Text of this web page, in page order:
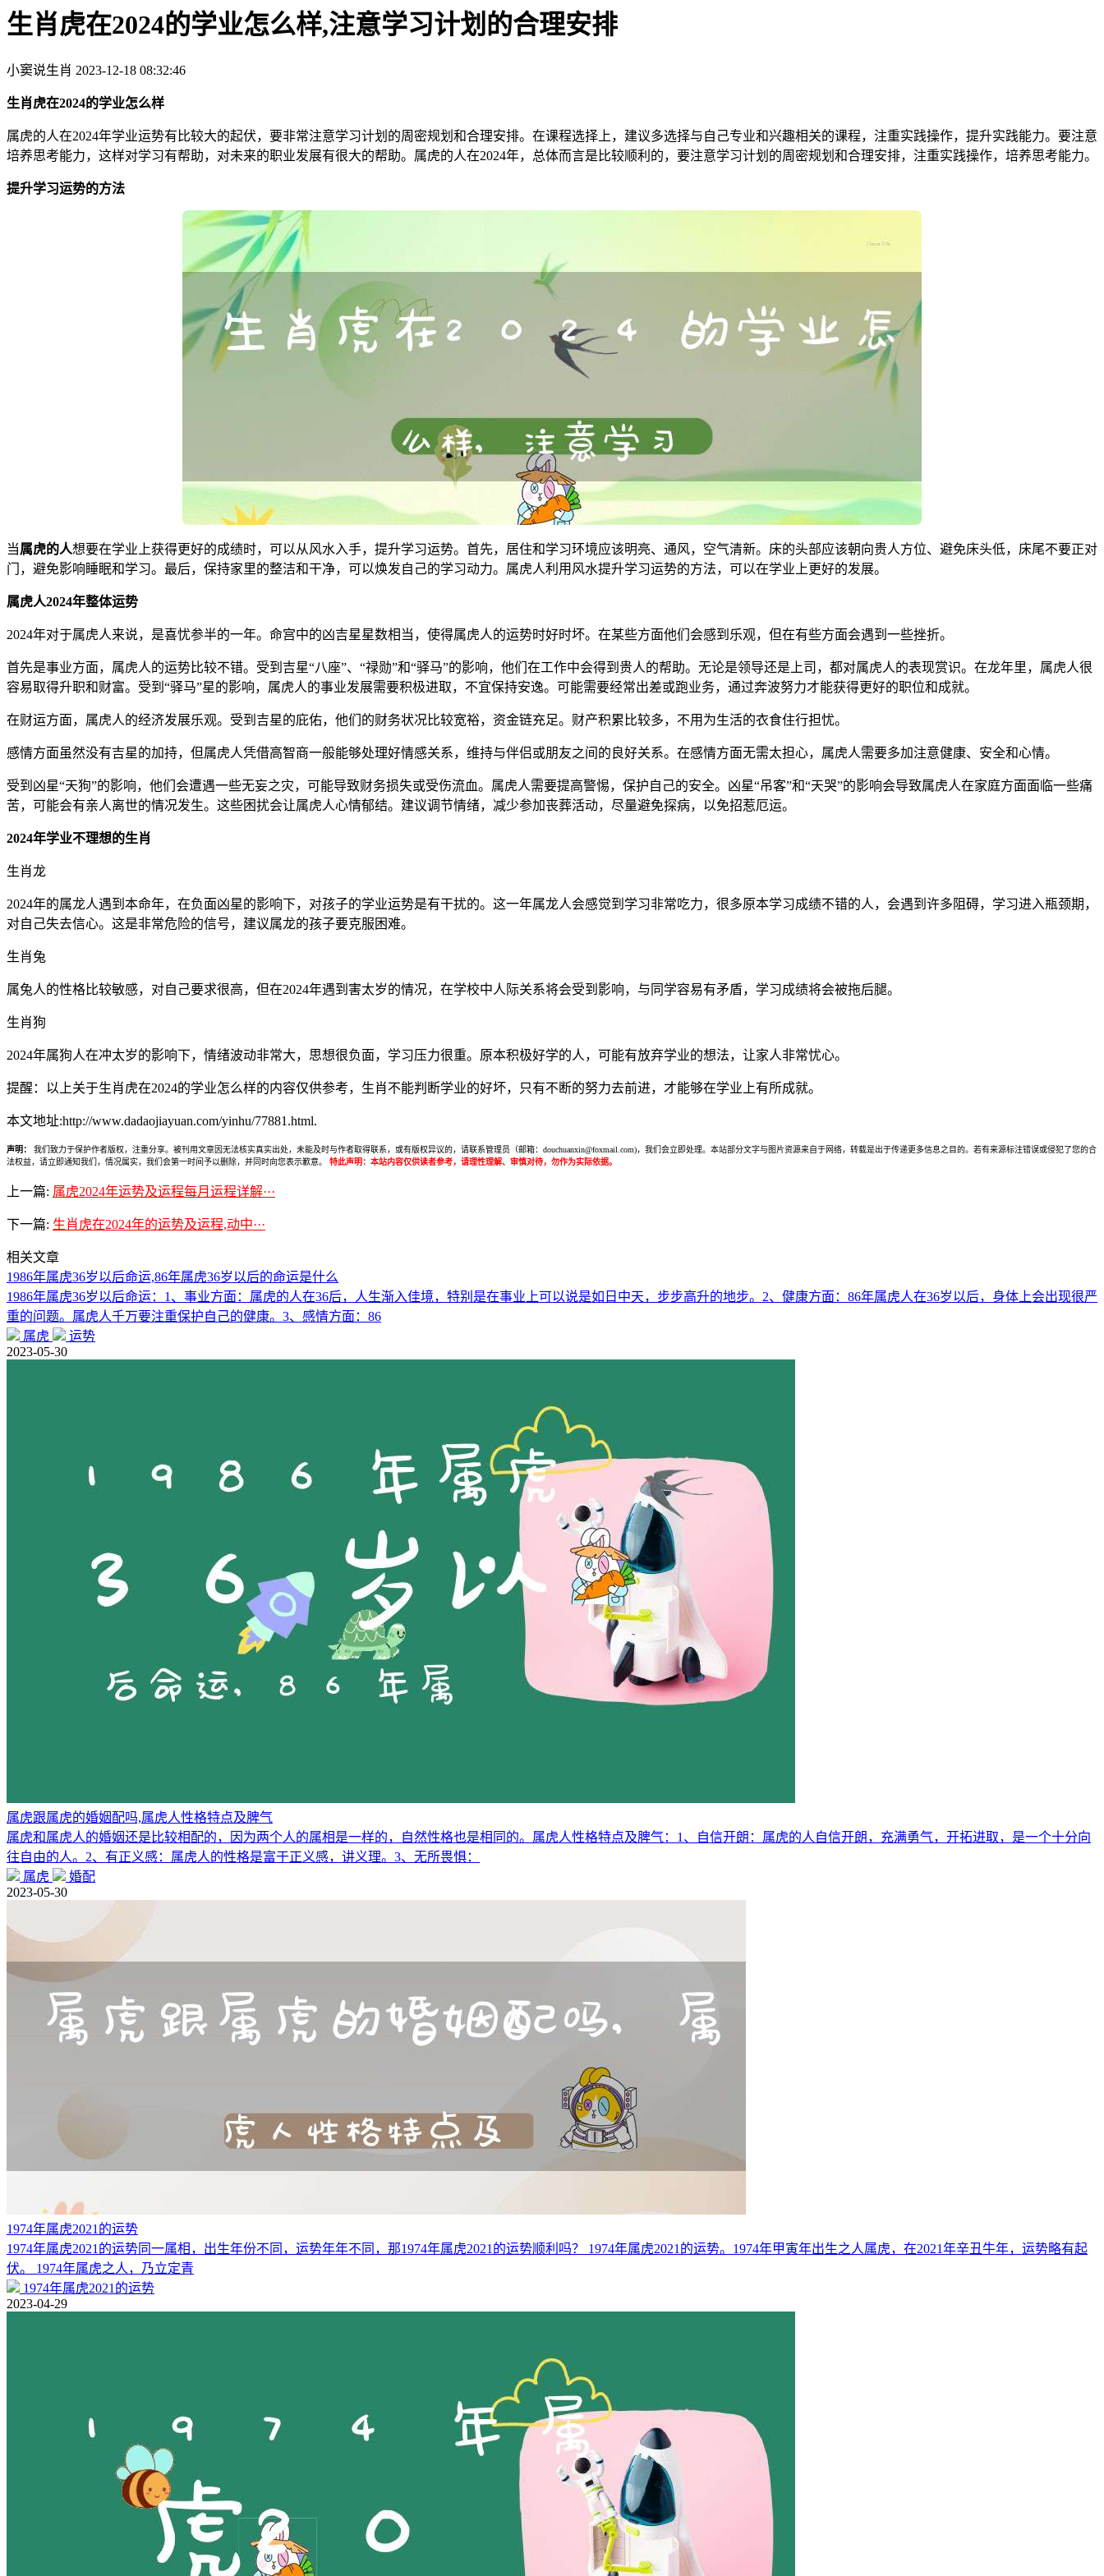
生肖虎在2024的学业怎么样,注意学习计划的合理安排
小窦说生肖 2023-12-18 08:32:46
生肖虎在2024的学业怎么样
属虎的人在2024年学业运势有比较大的起伏，要非常注意学习计划的周密规划和合理安排。在课程选择上，建议多选择与自己专业和兴趣相关的课程，注重实践操作，提升实践能力。要注意
培养思考能力，这样对学习有帮助，对未来的职业发展有很大的帮助。属虎的人在2024年，总体而言是比较顺利的，要注意学习计划的周密规划和合理安排，注重实践操作，培养思考能力。
提升学习运势的方法
当属虎的人想要在学业上获得更好的成绩时，可以从风水入手，提升学习运势。首先，居住和学习环境应该明亮、通风，空气清新。床的头部应该朝向贵人方位、避免床头低，床尾不要正对
门，避免影响睡眠和学习。最后，保持家里的整洁和干净，可以焕发自己的学习动力。属虎人利用风水提升学习运势的方法，可以在学业上更好的发展。
属虎人2024年整体运势
2024年对于属虎人来说，是喜忧参半的一年。命宫中的凶吉星星数相当，使得属虎人的运势时好时坏。在某些方面他们会感到乐观，但在有些方面会遇到一些挫折。
首先是事业方面，属虎人的运势比较不错。受到吉星“八座”、“禄勋”和“驿马”的影响，他们在工作中会得到贵人的帮助。无论是领导还是上司，都对属虎人的表现赏识。在龙年里，属虎人很
容易取得升职和财富。受到“驿马”星的影响，属虎人的事业发展需要积极进取，不宜保持安逸。可能需要经常出差或跑业务，通过奔波努力才能获得更好的职位和成就。
在财运方面，属虎人的经济发展乐观。受到吉星的庇佑，他们的财务状况比较宽裕，资金链充足。财产积累比较多，不用为生活的衣食住行担忧。
感情方面虽然没有吉星的加持，但属虎人凭借高智商一般能够处理好情感关系，维持与伴侣或朋友之间的良好关系。在感情方面无需太担心，属虎人需要多加注意健康、安全和心情。
受到凶星“天狗”的影响，他们会遭遇一些无妄之灾，可能导致财务损失或受伤流血。属虎人需要提高警惕，保护自己的安全。凶星“吊客”和“天哭”的影响会导致属虎人在家庭方面面临一些痛
苦，可能会有亲人离世的情况发生。这些困扰会让属虎人心情郁结。建议调节情绪，减少参加丧葬活动，尽量避免探病，以免招惹厄运。
2024年学业不理想的生肖
生肖龙
2024年的属龙人遇到本命年，在负面凶星的影响下，对孩子的学业运势是有干扰的。这一年属龙人会感觉到学习非常吃力，很多原本学习成绩不错的人，会遇到许多阻碍，学习进入瓶颈期，
对自己失去信心。这是非常危险的信号，建议属龙的孩子要克服困难。
生肖兔
属兔人的性格比较敏感，对自己要求很高，但在2024年遇到害太岁的情况，在学校中人际关系将会受到影响，与同学容易有矛盾，学习成绩将会被拖后腿。
生肖狗
2024年属狗人在冲太岁的影响下，情绪波动非常大，思想很负面，学习压力很重。原本积极好学的人，可能有放弃学业的想法，让家人非常忧心。
提醒：以上关于生肖虎在2024的学业怎么样的内容仅供参考，生肖不能判断学业的好坏，只有不断的努力去前进，才能够在学业上有所成就。
本文地址:http://www.dadaojiayuan.com/yinhu/77881.html.
声明：
我们致力于保护作者版权，注重分享。被刊用文章因无法核实真实出处，未能及时与作者取得联系，或有版权异议的，请联系管理员（邮箱：douchuanxin@foxmail.com)，我们会立即处理。本站部分文字与图片资源来自于网络，转载是出于传递更多信息之目的。若有来源标注错误或侵犯了您的合
法权益，请立即通知我们，情况属实，我们会第一时间予以删除，并同时向您表示歉意。
特此声明：本站内容仅供读者参考，请理性理解、审慎对待，勿作为实际依据。
上一篇: 属虎2024年运势及运程每月运程详解···
下一篇: 生肖虎在2024年的运势及运程,动中···
相关文章
1986年属虎36岁以后命运,86年属虎36岁以后的命运是什么
1986年属虎36岁以后命运：1、事业方面：属虎的人在36后，人生渐入佳境，特别是在事业上可以说是如日中天，步步高升的地步。2、健康方面：86年属虎人在36岁以后，身体上会出现很严
重的问题。属虎人千万要注重保护自己的健康。3、感情方面：86
属虎
运势
2023-05-30
属虎跟属虎的婚姻配吗,属虎人性格特点及脾气
属虎和属虎人的婚姻还是比较相配的，因为两个人的属相是一样的，自然性格也是相同的。属虎人性格特点及脾气：1、自信开朗：属虎的人自信开朗，充满勇气，开拓进取，是一个十分向
往自由的人。2、有正义感：属虎人的性格是富于正义感，讲义理。3、无所畏惧：
属虎
婚配
2023-05-30
1974年属虎2021的运势
1974年属虎2021的运势同一属相，出生年份不同，运势年年不同，那1974年属虎2021的运势顺利吗？ 1974年属虎2021的运势。1974年甲寅年出生之人属虎，在2021年辛丑牛年，运势略有起
伏。 1974年属虎之人，乃立定青
1974年属虎2021的运势
2023-04-29